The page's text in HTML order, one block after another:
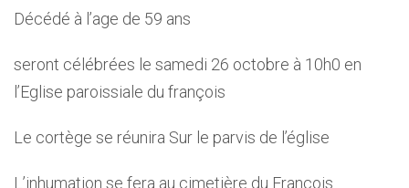
Décédé à l’age de 59 ans
seront célébrées le samedi 26 octobre à 10h0 en
l’Eglise paroissiale du françois
Le cortège se réunira Sur le parvis de l’église
L’inhumation se fera au cimetière du François